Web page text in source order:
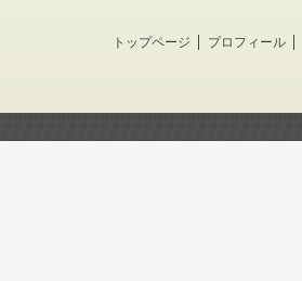
トップページ プロフィール